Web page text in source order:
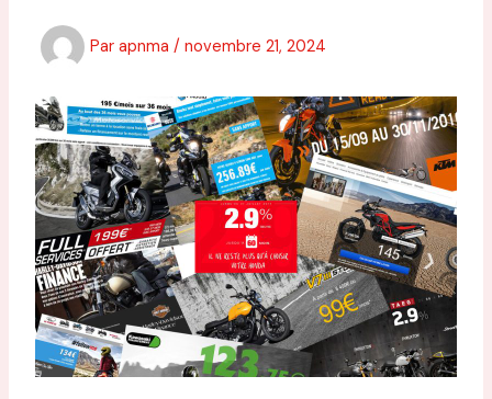
Par apnma / novembre 21, 2024